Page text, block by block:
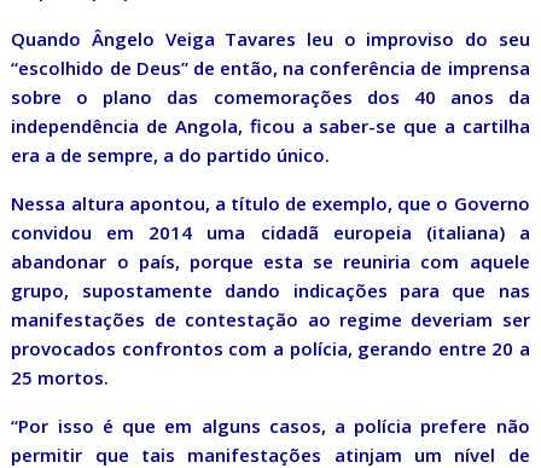
Quando Ângelo Veiga Tavares leu o improviso do seu
“escolhido de Deus” de então, na conferência de imprensa
sobre o plano das comemorações dos 40 anos da
independência de Angola, ficou a saber-se que a cartilha
era a de sempre, a do partido único.
Nessa altura apontou, a título de exemplo, que o Governo
convidou em 2014 uma cidadã europeia (italiana) a
abandonar o país, porque esta se reuniria com aquele
grupo, supostamente dando indicações para que nas
manifestações de contestação ao regime deveriam ser
provocados confrontos com a polícia, gerando entre 20 a
25 mortos.
“Por isso é que em alguns casos, a polícia prefere não
permitir que tais manifestações atinjam um nível de